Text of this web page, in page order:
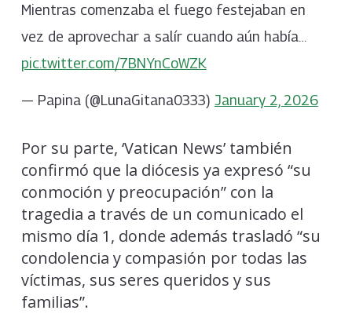
Mientras comenzaba el fuego festejaban en
vez de aprovechar a salír cuando aún había…
pic.twitter.com/7BNYnCoWZK
— Papina (@LunaGitana0333) January 2, 2026
Por su parte, ‘Vatican News’ también
confirmó que la diócesis ya expresó “su
conmoción y preocupación” con la
tragedia a través de un comunicado el
mismo día 1, donde además trasladó “su
condolencia y compasión por todas las
víctimas, sus seres queridos y sus
familias”.